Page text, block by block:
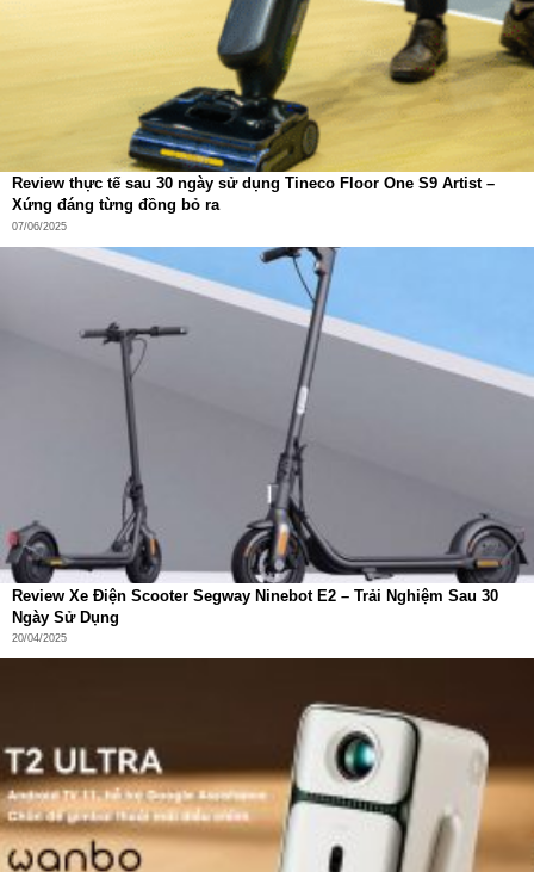
kiểm tra chất lượng không khí bằng giọng nói – mang đến
trải nghiệm sống thông minh đúng nghĩa.
Review thực tế sau 30 ngày sử dụng Tineco Floor One S9 Artist –
Xứng đáng từng đồng bỏ ra
07/06/2025
Review Xe Điện Scooter Segway Ninebot E2 – Trải Nghiệm Sau 30
Ngày Sử Dụng
20/04/2025